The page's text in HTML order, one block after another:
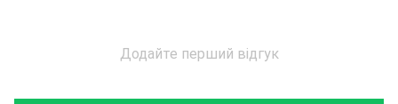
Додайте перший відгук